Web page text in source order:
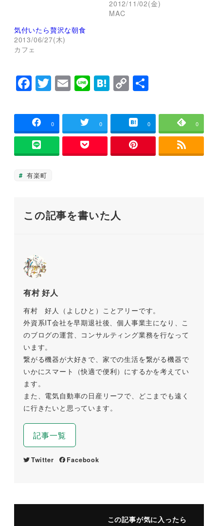
(
新
し
い
ウ
ウ
で
開
)
リ
ッ
ク
し
い
(
新
ィ
ン
ド
ウ
き
ま
)
2012/11/02(金)
MAC
気付いたら贅沢な朝食
2013/06/27(木)
カフェ
F
a
c
e
b
o
o
T
wi
tt
er
E
m
ai
l
Li
n
e
H
at
e
n
C
o
p
y
Li
n
共
0 0 0 0
有楽町
この記事を書いた人
有村 好人
有村 好人（よしひと）ことアリーです。
外資系IT会社を早期退社後、個人事業主になり、こ
のブログの運営、コンサルティング業務を行なって
います。
繋がる機器が大好きで、家での生活を繋がる機器で
いかにスマート（快適で便利）にするかを考えてい
ます。
また、電気自動車の日産リーフで、どこまでも遠く
に行きたいと思っています。
記事一覧
Twitter Facebook
この記事が気に入ったら